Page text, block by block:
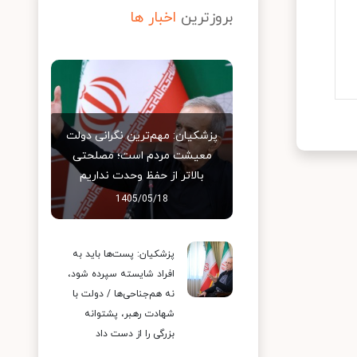
بروزترین اخبار ها
پزشکیان: مهم‌ترین نگرانی دولت
معیشت مردم است؛ مصلحتی
بالاتر از حفظ وحدت نداریم
1405/05/18
پزشکیان: پست‌ها باید به
افراد شایسته سپرده شود،
نه هم‌جناحی‌ها / دولت با
شهادت رهبر، پشتوانه
بزرگی را از دست داد